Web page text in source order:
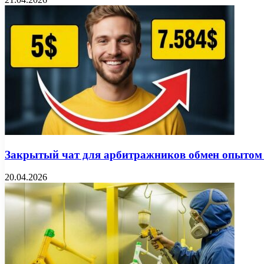
Закрытый чат для арбитражников обмен
20.04.2026